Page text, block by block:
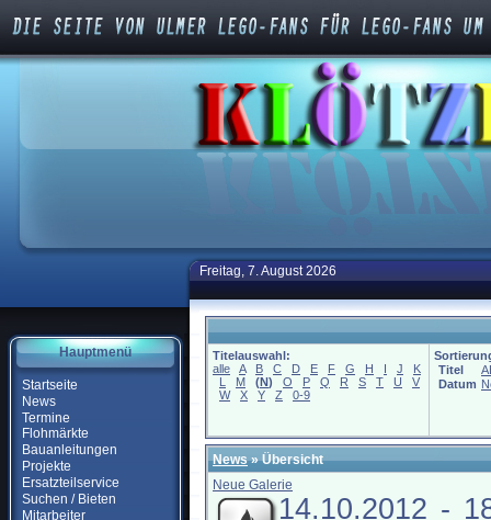
Hauptmenü
Startseite
News
Termine
Flohmärkte
Bauanleitungen
Projekte
Ersatzteilservice
Suchen / Bieten
Mitarbeiter
Freitag, 7. August 2026
Titelauswahl:
alle
A B C D E F G H I J
K
L
M (N) O P Q R S T U
V
W
X Y Z 0-9
Titel
Datum
News» Übersicht
Neue Galerie
14.10.2012 -